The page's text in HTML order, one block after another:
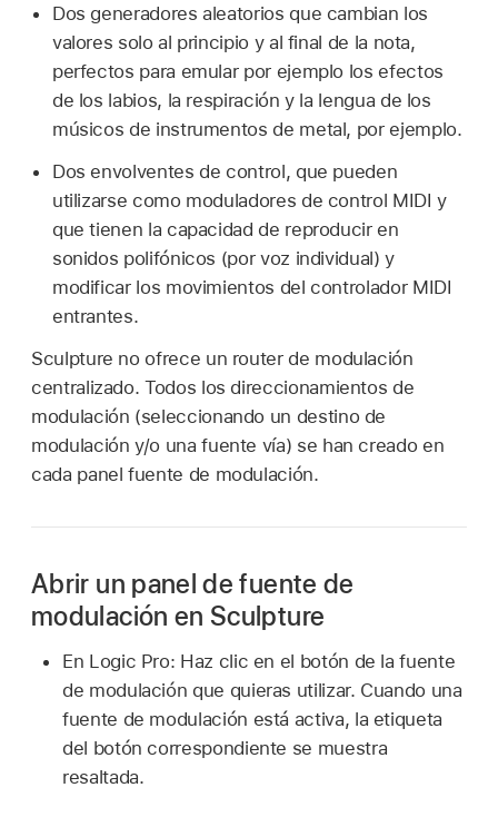
Dos generadores aleatorios que cambian los
valores solo al principio y al final de la nota,
perfectos para emular por ejemplo los efectos
de los labios, la respiración y la lengua de los
músicos de instrumentos de metal, por ejemplo.
Dos envolventes de control, que pueden
utilizarse como moduladores de control MIDI y
que tienen la capacidad de reproducir en
sonidos polifónicos (por voz individual) y
modificar los movimientos del controlador MIDI
entrantes.
Sculpture no ofrece un router de modulación
centralizado. Todos los direccionamientos de
modulación (seleccionando un destino de
modulación y/o una fuente vía) se han creado en
cada panel fuente de modulación.
Abrir un panel de fuente de
modulación en Sculpture
En Logic Pro: Haz clic en el botón de la fuente
de modulación que quieras utilizar. Cuando una
fuente de modulación está activa, la etiqueta
del botón correspondiente se muestra
resaltada.